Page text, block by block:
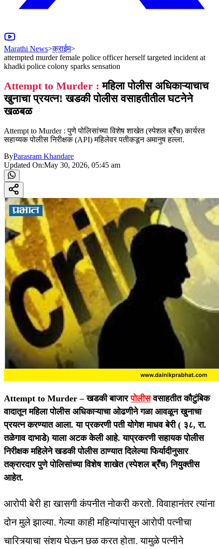
Marathi News>क्राईम>
attempted murder female police officer herself targeted incident at
khadki police colony sparks sensation
Attempt to Murder : महिला पोलीस अधिकाऱ्याचाच
खुनाचा प्रयत्न! खडकी पोलीस वसाहतीतील घटनेने
खळबळ
Attempt to Murder : पुणे पोलिसांच्या विशेष शाखेत (स्पेशल ब्रॅँच) कार्यरत
सहाय्यक पोलीस निरीक्षक (API) महिलेवर पतीकडून अमानुष हल्ला.
ByParasram Khandare
Updated On:May 30, 2026, 05:45 am
Attempt to Murder –खडकी बाजारपोलीसवसाहतीत कौटुंबिक
वादातून महिला पोलीस अधिकाऱ्याचा ओढणीने गळा आवळून खुनाचा
प्रयत्न करण्यात आला. या प्रकरणी पती योगेश माधव बेरी ( ३८, रा.
तळेगाव दाभाडे) याला अटक केली आहे. याप्रकरणी सहायक पोलीस
निरीक्षक महिलेने खडकी पोलीस ठाण्यात दिलेल्या फिर्यादीनुसार
तक्रारदार पुणे पोलिसांच्या विशेष शाखेत (स्पेशल ब्रॅँच) नियुक्तीस
आहेत.
आरोपी बेरी हा खासगी कंपनीत नोकरी करतो. विवाहानंतर त्यांना
दोन मुले झाल्या. गेल्या काही महिन्यांपासून आराेपी पत्नीचा
चारित्र्याचा संशय घेऊन छळ करत होता. यामुळे पत्नीने